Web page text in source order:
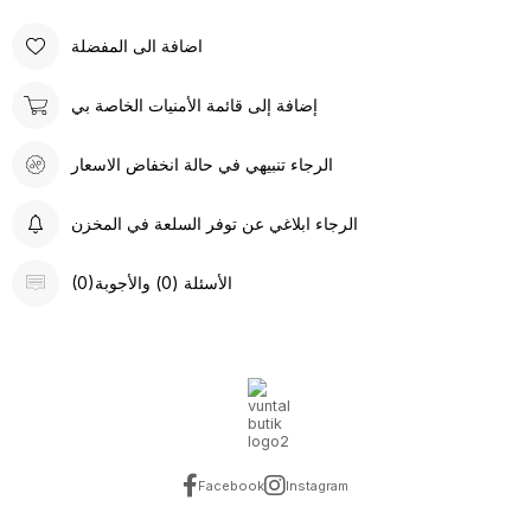
اضافة الى المفضلة
إضافة إلى قائمة الأمنيات الخاصة بي
الرجاء تنبيهي في حالة انخفاض الاسعار
الرجاء ابلاغي عن توفر السلعة في المخزن
(0)الأسئلة (0) والأجوبة
Facebook Instagram